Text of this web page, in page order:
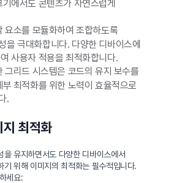
에서도 콘텐츠가 자연스럽게
요소를 모듈화하여 조합하도록
을 극대화합니다. 다양한 디바이스에
사용자 적용을 최적화합니다.
그리드 시스템은 코드의 유지 보수를
최적화를 위한 노력이 효율적으로
.
최적화
을 유지하면서도 다양한 디바이스에서
기 위해 이미지의 최적화는 필수적입니다.
세요: